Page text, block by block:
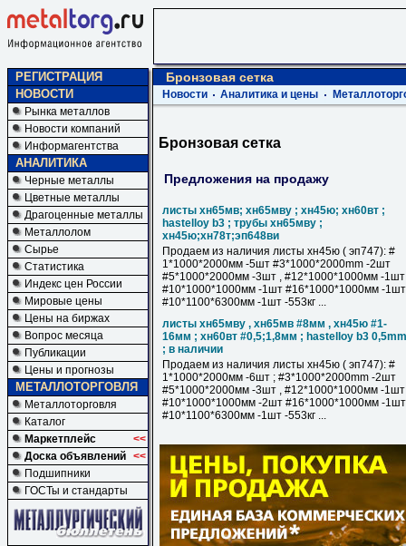
РЕГИСТРАЦИЯ
НОВОСТИ
Рынка металлов
Новости компаний
Информагентства
АНАЛИТИКА
Черные металлы
Цветные металлы
Драгоценные металлы
Металлолом
Сырье
Статистика
Индекс цен России
Мировые цены
Цены на биржах
Вопрос месяца
Публикации
Цены и прогнозы
МЕТАЛЛОТОРГОВЛЯ
Металлоторговля
Каталог
Маркетплейс
<<
Доска объявлений <<
Подшипники
ГОСТы и стандарты
Бронзовая сетка
Новости Аналитика и цены
Бронзовая сетка
Предложения на продажу
листы хн65мв; хн65мву ; хн45ю; хн60вт ;
hastelloy b3 ; трубы хн65мву ;
хн45ю;хн78т;эп648ви
Продаем из наличия листы хн45ю ( эп747): #
1*1000*2000мм -5шт #3*1000*2000mm -2шт
#5*1000*2000мм -3шт , #12*1000*1000мм -1шт
#10*1000*1000мм -1шт #16*1000*1000мм -
#10*1100*6300мм -1шт -553кг ...
листы хн65мву , хн65мв #8мм , хн45ю #1-
16мм ; хн60вт #0,5;1,8мм ; hastelloy b3 0,5mm
; в наличии
Продаем из наличия листы хн45ю ( эп747): #
1*1000*2000мм -6шт ; #3*1000*2000mm -2шт
#5*1000*2000мм -3шт , #12*1000*1000мм -1шт
#10*1000*1000мм -2шт #16*1000*1000мм -
#10*1100*6300мм -1шт -553кг ...